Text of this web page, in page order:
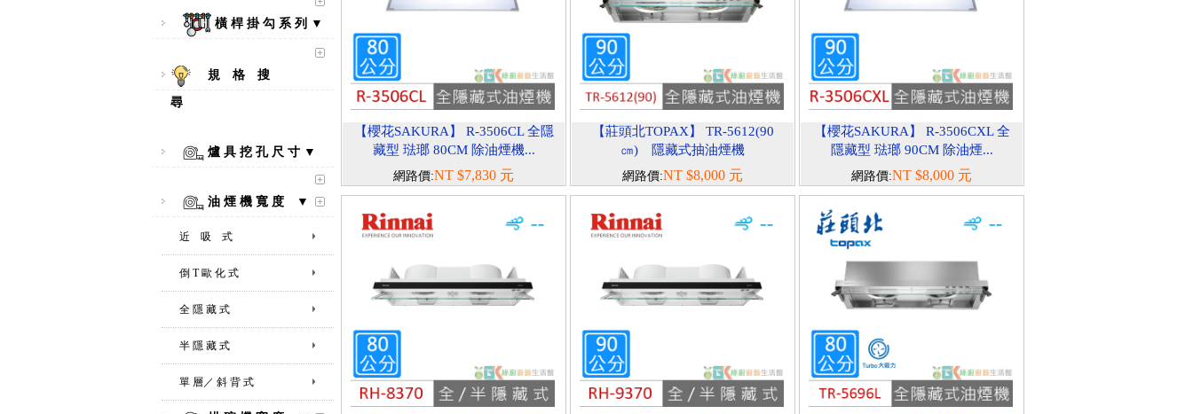
橫 桿 掛 勾 系 列 ▼
規 格 搜
尋
爐 具 挖 孔 尺 寸 ▼
油 煙 機 寬 度 ▼
近 吸 式
倒 T 歐 化 式
全 隱 藏 式
半 隱 藏 式
單 層／ 斜 背 式
【櫻花SAKURA】 R-3506CL 全隱
藏型 琺瑯 80CM 除油煙機...
網路價:NT $7,830 元
【莊頭北TOPAX】 TR-5612(90
㎝) 隱藏式抽油煙機
網路價:NT $8,000 元
【櫻花SAKURA】 R-3506CXL 全
隱藏型 琺瑯 90CM 除油煙...
網路價:NT $8,000 元